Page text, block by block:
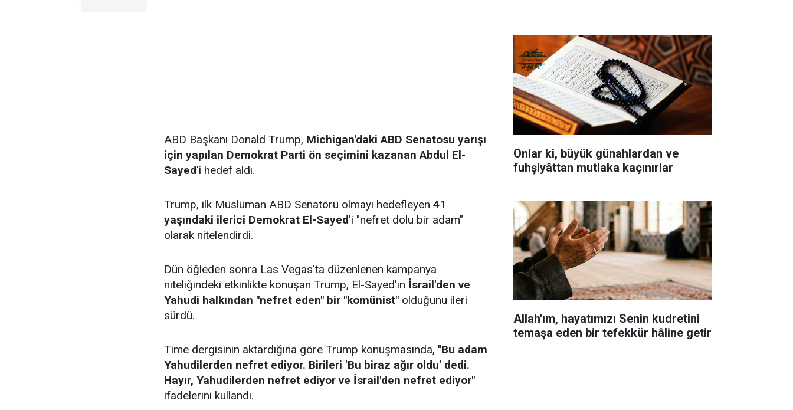
ABD Başkanı Donald Trump, Michigan'daki ABD Senatosu yarışı
için yapılan Demokrat Parti ön seçimini kazanan Abdul El-
Sayed'i hedef aldı.
Trump, ilk Müslüman ABD Senatörü olmayı hedefleyen 41
yaşındaki ilerici Demokrat El-Sayed'i "nefret dolu bir adam"
olarak nitelendirdi.
Dün öğleden sonra Las Vegas'ta düzenlenen kampanya
niteliğindeki etkinlikte konuşan Trump, El-Sayed'in İsrail'den ve
Yahudi halkından "nefret eden" bir "komünist" olduğunu ileri
sürdü.
Time dergisinin aktardığına göre Trump konuşmasında, "Bu adam
Yahudilerden nefret ediyor. Birileri 'Bu biraz ağır oldu' dedi.
Hayır, Yahudilerden nefret ediyor ve İsrail'den nefret ediyor"
ifadelerini kullandı.
Onlar ki, büyük günahlardan ve
fuhşiyâttan mutlaka kaçınırlar
Allah'ım, hayatımızı Senin kudretini
temaşa eden bir tefekkür hâline getir